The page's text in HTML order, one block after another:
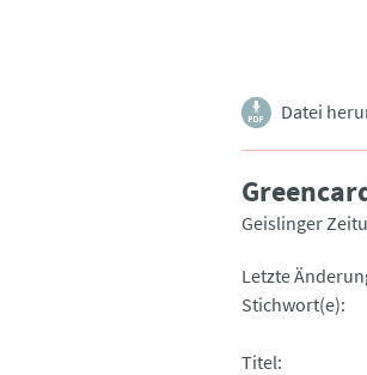
Datei
Geislinger
Letzte
Stichwort(e)
Titel